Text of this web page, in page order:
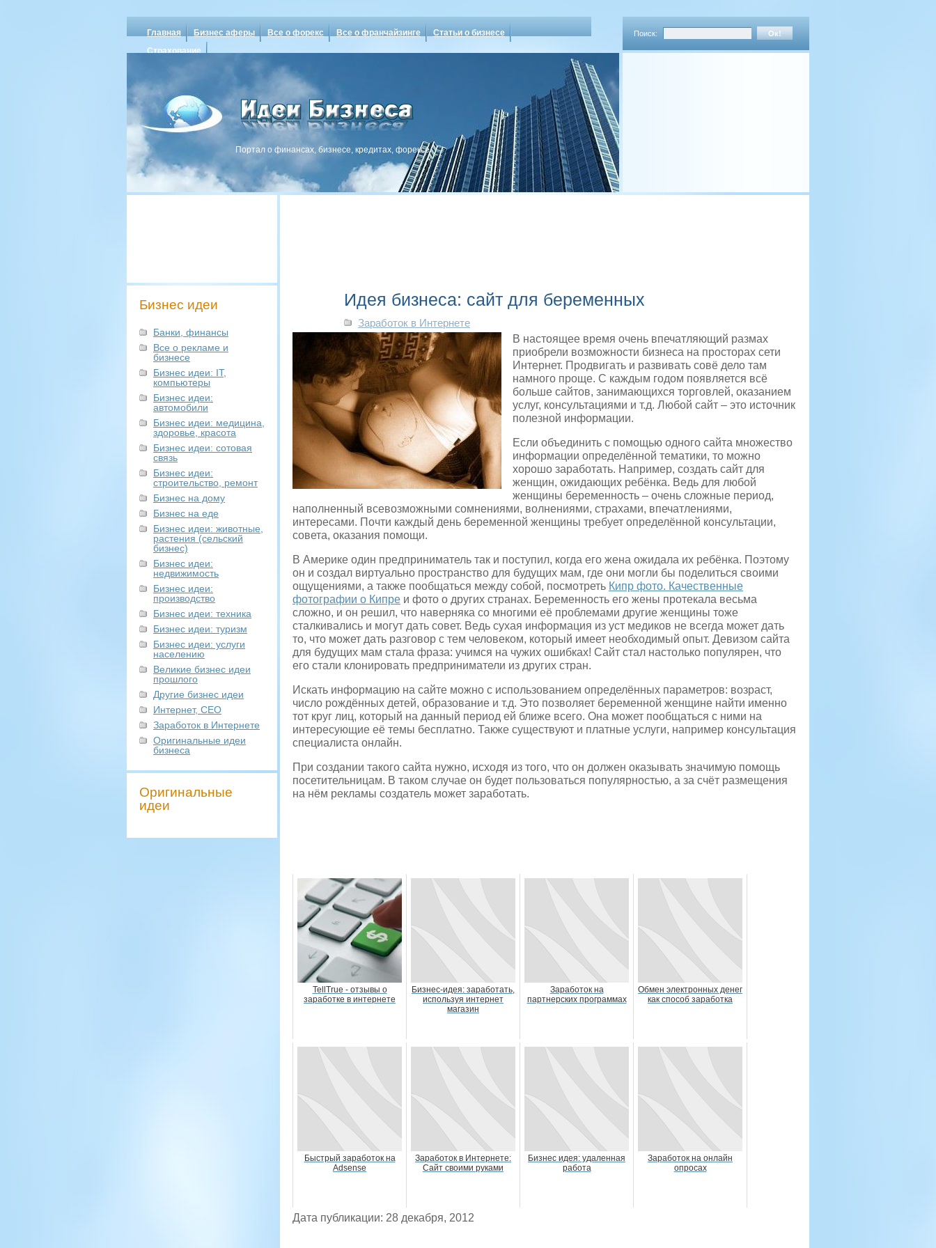
Главная Бизнес аферы Все о форекс Все о франчайзинге
Статьи о бизнесе
Страхование
Поиск:
Портал о финансах, бизнесе, кредитах, форексе
Бизнес идеи
Банки, финансы
Все о рекламе и
бизнесе
Бизнес идеи: IT,
компьютеры
Бизнес идеи:
автомобили
Бизнес идеи: медицина,
здоровье, красота
Бизнес идеи: сотовая
связь
Бизнес идеи:
строительство, ремонт
Бизнес на дому
Бизнес на еде
Бизнес идеи: животные,
растения (сельский
бизнес)
Бизнес идеи:
недвижимость
Бизнес идеи:
производство
Бизнес идеи: техника
Бизнес идеи: туризм
Бизнес идеи: услуги
населению
Великие бизнес идеи
прошлого
Другие бизнес идеи
Интернет, СЕО
Заработок в Интернете
Оригинальные идеи
бизнеса
Оригинальные
идеи
Идея бизнеса: сайт для беременных
Заработок в Интернете
В настоящее время очень впечатляющий размах
приобрели возможности бизнеса на просторах сети
Интернет. Продвигать и развивать совё дело там
намного проще. С каждым годом появляется всё
больше сайтов, занимающихся торговлей, оказанием
услуг, консультациями и т.д. Любой сайт – это источник
полезной информации.
Если объединить с помощью одного сайта множество
информации определённой тематики, то можно
хорошо заработать. Например, создать сайт для
женщин, ожидающих ребёнка. Ведь для любой
женщины беременность – очень сложные период,
наполненный всевозможными сомнениями, волнениями, страхами, впечатлениями,
интересами. Почти каждый день беременной женщины требует определённой консультации,
совета, оказания помощи.
В Америке один предприниматель так и поступил, когда его жена ожидала их ребёнка. Поэтому
он и создал виртуально пространство для будущих мам, где они могли бы поделиться своими
ощущениями, а также пообщаться между собой, посмотреть Кипр фото. Качественные
фотографии о Кипре и фото о других странах. Беременность его жены протекала весьма
сложно, и он решил, что наверняка со многими её проблемами другие женщины тоже
сталкивались и могут дать совет. Ведь сухая информация из уст медиков не всегда может дать
то, что может дать разговор с тем человеком, который имеет необходимый опыт. Девизом сайта
для будущих мам стала фраза: учимся на чужих ошибках! Сайт стал настолько популярен, что
его стали клонировать предприниматели из других стран.
Искать информацию на сайте можно с использованием определённых параметров: возраст,
число рождённых детей, образование и т.д. Это позволяет беременной женщине найти именно
тот круг лиц, который на данный период ей ближе всего. Она может пообщаться с ними на
интересующие её темы бесплатно. Также существуют и платные услуги, например консультация
специалиста онлайн.
При создании такого сайта нужно, исходя из того, что он должен оказывать значимую помощь
посетительницам. В таком случае он будет пользоваться популярностью, а за счёт размещения
на нём рекламы создатель может заработать.
TellTrue - отзывы о
заработке в интернете
Бизнес-идея: заработать,
используя интернет
магазин
Заработок на
партнерских программах
Обмен электронных денег
как способ заработка
Быстрый заработок на
Adsense
Заработок в Интернете:
Сайт своими руками
Бизнес идея: удаленная
работа
Заработок на онлайн
опросах
Дата публикации: 28 декабря, 2012